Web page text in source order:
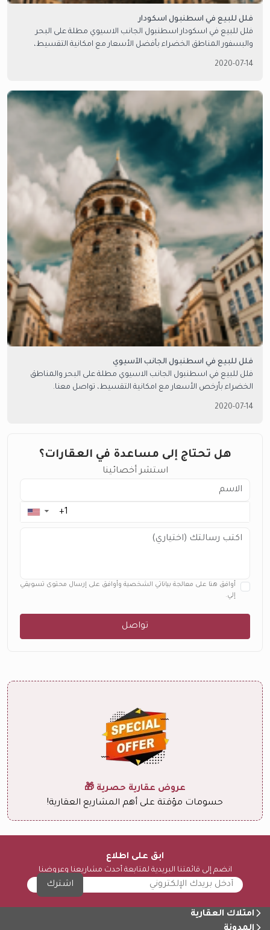
فلل للبيع في اسطنبول اسكودار
فلل للبيع في اسكودار اسطنبول الجانب الاسيوي مطلة على البحر
والبسفور المناطق الخضراء بأفضل الأسعار مع امكانية التقسيط،
2020-07-14
فلل للبيع في اسطنبول الجانب الآسيوي
فلل للبيع في اسطنبول الجانب الاسيوي مطلة على البحر والمناطق
الخضراء بأرخص الأسعار مع امكانية التقسيط، تواصل معنا.
2020-07-14
هل تحتاج إلى مساعدة في العقارات؟
استشر أخصائينا
▼
أوافق هنا على معالجة بياناتي الشخصية وأوافق على إرسال محتوى تسويقي
إلي.
تواصل
عروض عقارية حصرية 🎁
حسومات مؤقتة على أهم المشاريع العقارية!
ابق على اطلاع
انضم إلى قائمتنا البريدية لمتابعة أحدث مشاريعنا وعروضنا
اشترك
امتلاك العقارية